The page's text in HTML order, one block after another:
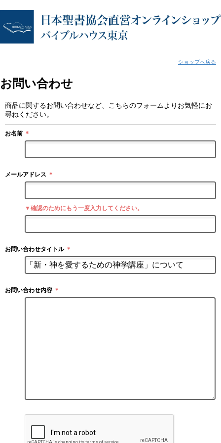
ショップへ戻る
お問い合わせ
商品に関するお問い合わせなど、こちらのフォームよりお気軽にお
尋ねください。
お名前 ＊
メールアドレス ＊
▼確認のためにもう一度入力してください。
お問い合わせタイトル ＊
お問い合わせ内容 ＊